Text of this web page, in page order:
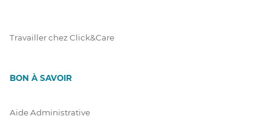
Travailler chez Click&Care
BON À SAVOIR
Aide Administrative